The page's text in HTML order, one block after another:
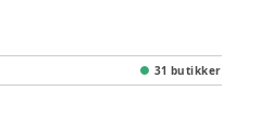
31 butikker